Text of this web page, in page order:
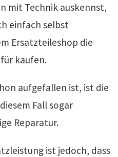
mit Technik auskennst,
einfach selbst
Ersatzteileshop die
kaufen.
aufgefallen ist, ist die
Fall sogar
Reparatur.
ist jedoch, dass